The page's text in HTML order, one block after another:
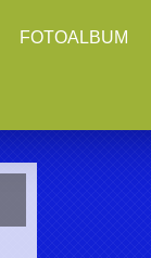
FOTOALBUM